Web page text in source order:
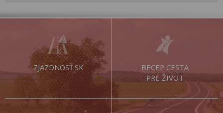
ZJAZDNOSŤ.SK
BECEP CESTA
PRE ŽIVOT